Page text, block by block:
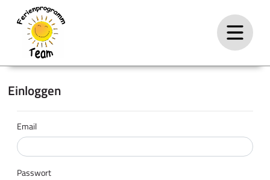
Einloggen
Email
Passwort